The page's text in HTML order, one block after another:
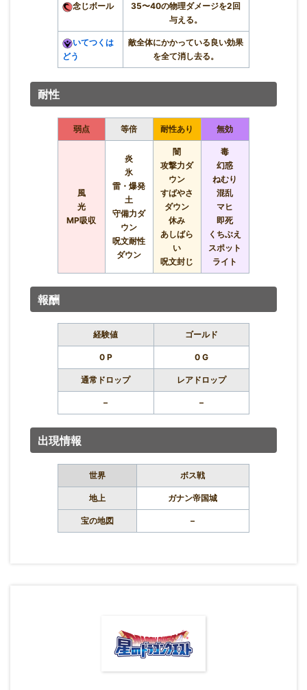
念じボール
35〜40の物理ダメージを2回
与える。
いてつくは
どう
敵全体にかかっている良い効果
を全て消し去る。
耐性
弱点 等倍 耐性あり 無効
風
光
MP吸収
炎
氷
雷・爆発
土
守備力ダ
ウン
呪文耐性
ダウン
闇
攻撃力ダ
ウン
すばやさ
ダウン
休み
あしばら
い
呪文封じ
毒
幻惑
ねむり
混乱
マヒ
即死
くちぶえ
スポット
ライト
報酬
経験値 ゴールド
0 P 0 G
通常ドロップ レアドロップ
– –
出現情報
世界 ボス戦
地上 ガナン帝国城
宝の地図 –